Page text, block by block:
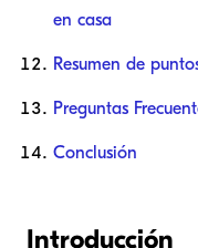
en casa
Resumen de
Preguntas
Conclusión
Introducción